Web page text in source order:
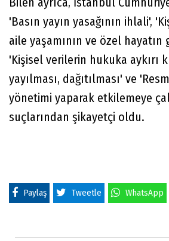
'Basın yayın yasağının ihlali',
aile yaşamının ve özel
'Kişisel verilerin hukuka aykırı
yayılması, dağıtılması' ve
yönetimi yaparak etkilemeye
suçlarından şikayetçi oldu.
Paylaş Tweetle WhatsApp